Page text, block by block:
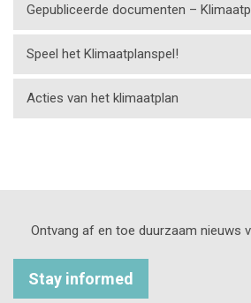
Gepubliceerde documenten –
Speel het Klimaatplanspel!
Acties van het klimaatplan
Ontvang af en toe duurzaam nieuws
Stay informed